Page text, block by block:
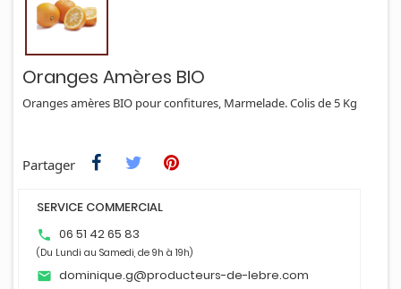
Oranges Amères BIO
Oranges amères BIO pour confitures, Marmelade. Colis de 5 Kg
Partager
SERVICE COMMERCIAL
phone 06 51 42 65 83
(Du Lundi au Samedi, de 9h à 19h)
email dominique.g@producteurs-de-lebre.com